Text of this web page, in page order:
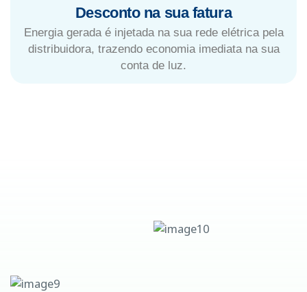
Desconto na sua fatura
Energia gerada é injetada na sua rede elétrica pela
distribuidora, trazendo economia imediata na sua
conta de luz.